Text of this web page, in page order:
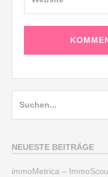
NEUESTE BEITRÄGE
immoMetrica –